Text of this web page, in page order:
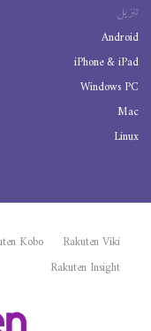
تنزيل
Android
iPhone & iPad
Windows PC
Mac
Linux
Rakuten Viki
Kobo
Rakuten Insight